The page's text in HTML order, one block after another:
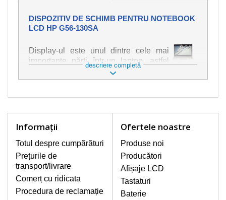
DISPOZITIV DE SCHIMB PENTRU NOTEBOOK
LCD HP G56-130SA
Display-ul este unul dintre cele mai
importante părți într-un laptop, astfel
încât ne străduim să oferim piese de
schimb de cea mai bună calitate.
ul cu cea mai mare atenție. Cele mai
natură mecanică, cum ar fi afișajul rupt
sau crăpat. În plus, dungile verticale,
afișajul neiluminat, luminozitatea
intermitentă sau neuniformă
AFIŞAJE/DISPLAY LCD
descriere completă
Informaţii
Totul despre cumpărături
Prețurile de
transport/livrare
Comerț cu ridicata
Procedura de reclamație
Ofertele noastre
Produse noi
Producători
Afișaje LCD
Tastaturi
Baterie